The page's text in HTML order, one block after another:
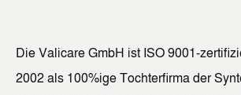
Die Valicare GmbH ist ISO 9001-
2002 als 100%ige Tochterfirma der